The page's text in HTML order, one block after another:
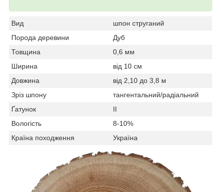
Вид
шпон струганий
Порода деревини
Дуб
Товщина
0,6 мм
Ширина
від 10 см
Довжина
від 2,10 до 3,8 м
Зріз шпону
тангентальний/радіальний
Ґатунок
II
Вологість
8-10%
Країна походження
Україна